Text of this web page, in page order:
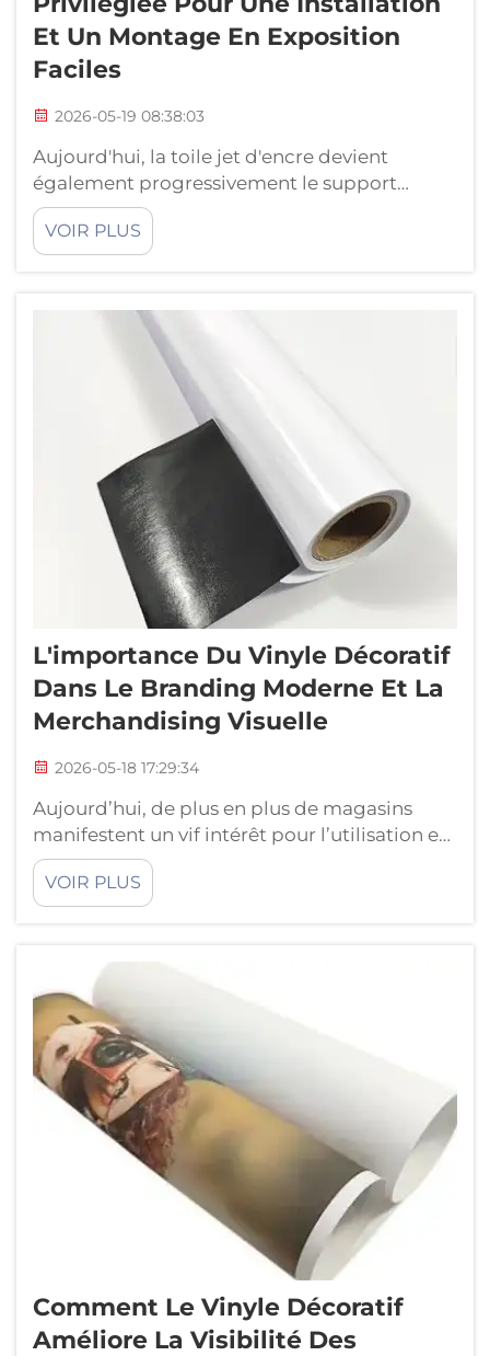
Et Un Montage En Exposition
Faciles
2026-05-19 08:38:03
Aujourd'hui, la toile jet d'encre devient
également progressivement le support
privilégié pour créer ou exposer des œuvres
d'art de manière simple. Les utilisateurs
apprécient son fonctionnement intuitif ainsi
renforce encore davantage notre
attachement à ce support, ce sont les
entreprises spécialisées dans les produits
haut de gamme...
VOIR PLUS
L'importance Du Vinyle Décoratif
Dans Le Branding Moderne Et La
Merchandising Visuelle
2026-05-18 17:29:34
Aujourd’hui, de plus en plus de magasins
manifestent un vif intérêt pour l’utilisation et
la recherche sur l’application des vinyles
décoratifs. Ces produits colorés et brillants
ont la capacité de transformer entièrement
contexte actuel b...
VOIR PLUS
Comment Le Vinyle Décoratif
Améliore La Visibilité Des